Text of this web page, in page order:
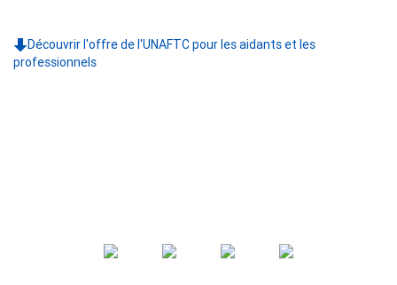
Découvrir l'offre de l'UNAFTC pour les aidants et les
professionnels